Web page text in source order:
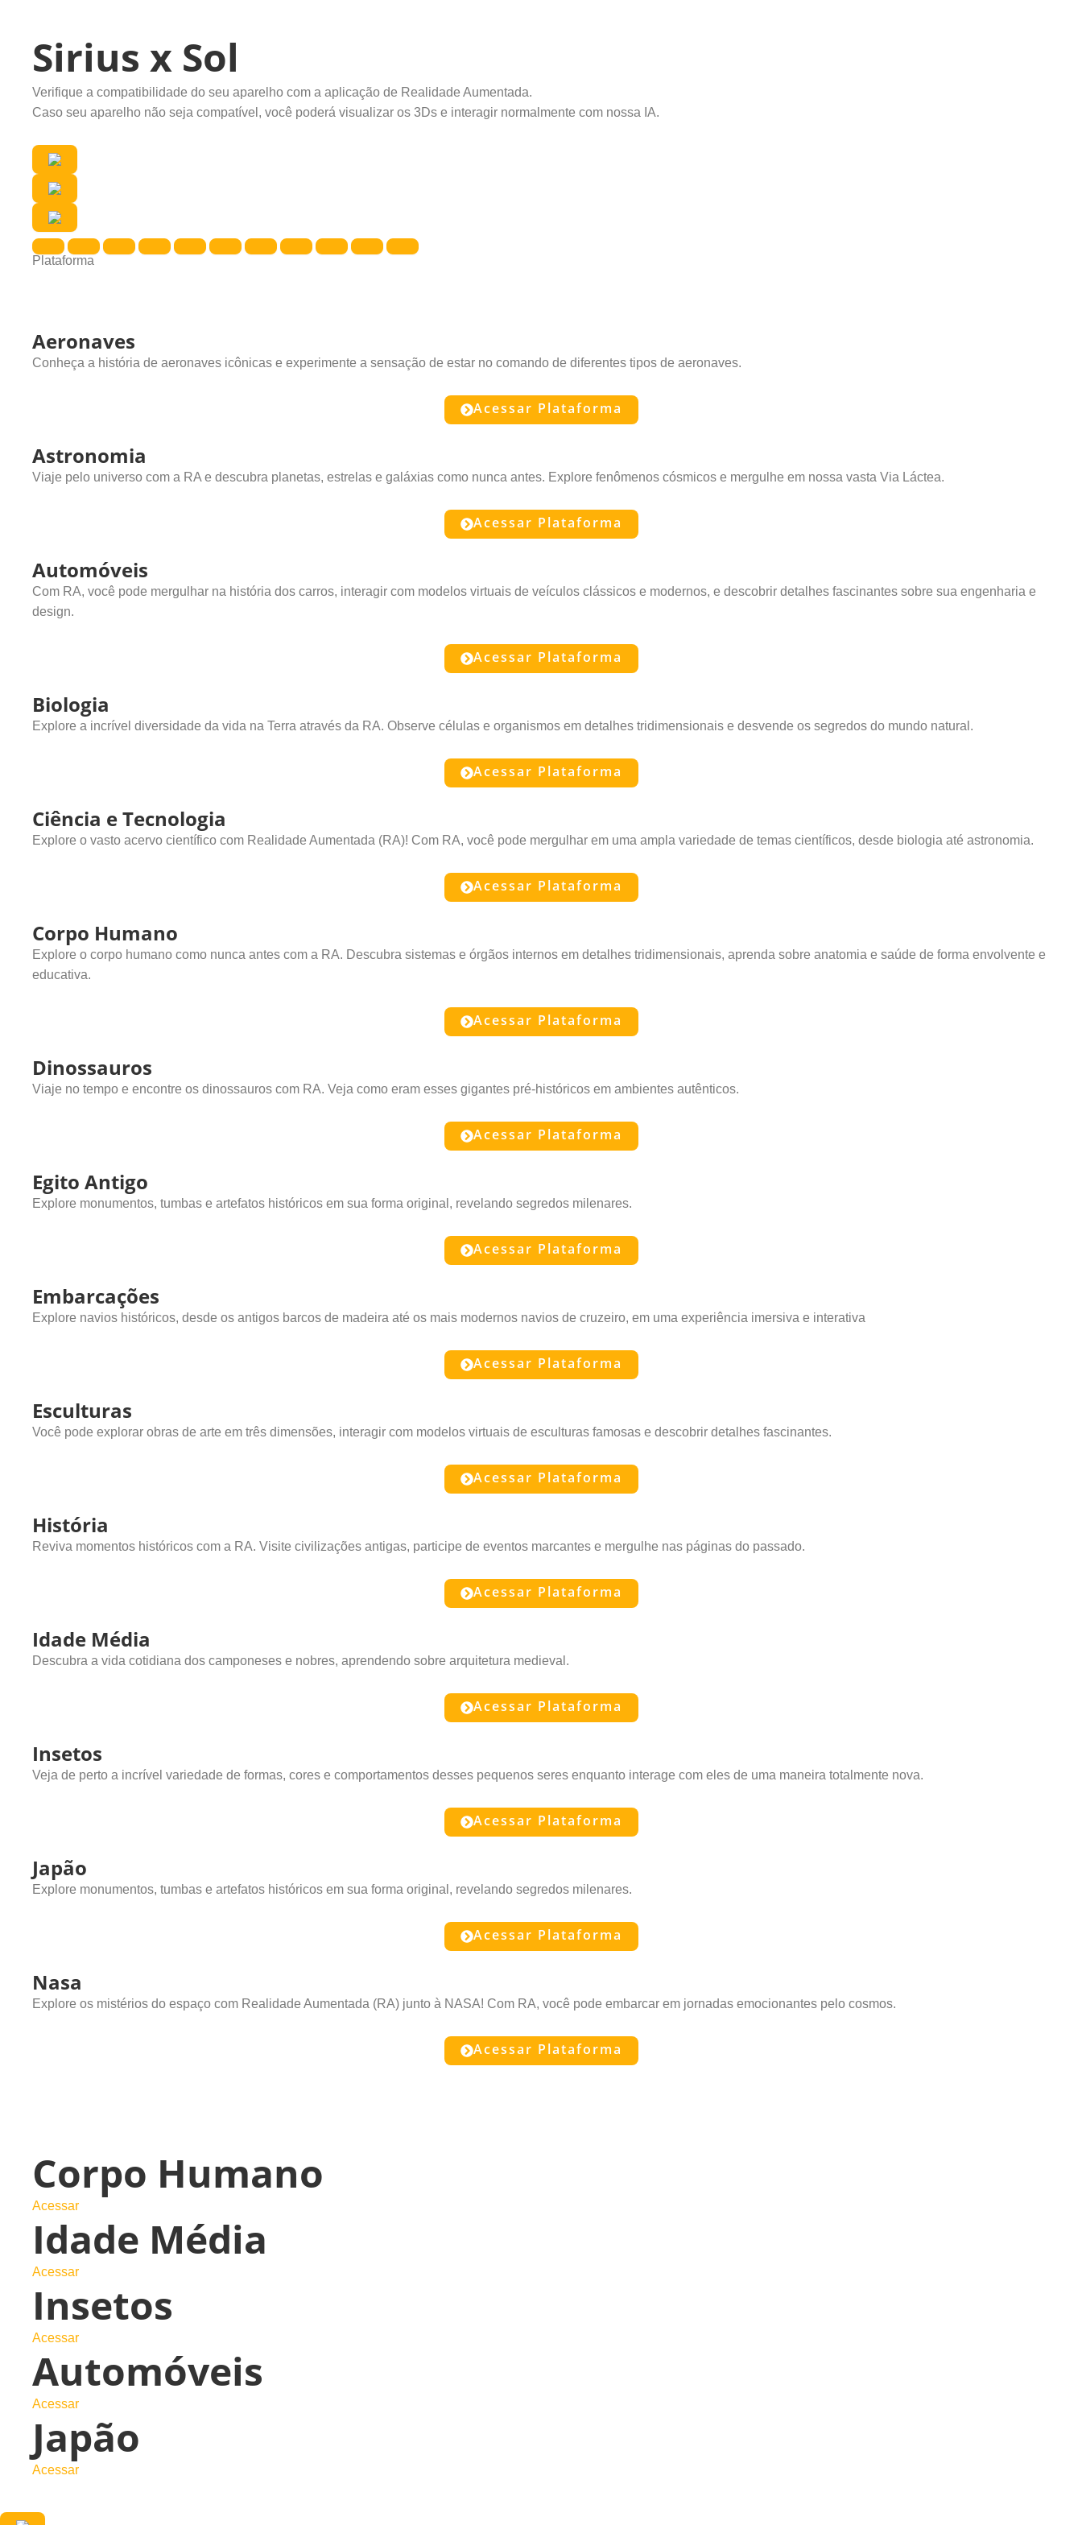
Sirius x Sol
Verifique a compatibilidade do seu aparelho com a aplicação de Realidade Aumentada.
Caso seu aparelho não seja compatível, você poderá visualizar os 3Ds e interagir normalmente com nossa IA.
Plataforma
Aeronaves
Conheça a história de aeronaves icônicas e experimente a sensação de estar no comando de diferentes tipos de aeronaves.
Acessar Plataforma
Astronomia
Viaje pelo universo com a RA e descubra planetas, estrelas e galáxias como nunca antes. Explore fenômenos cósmicos e mergulhe em nossa vasta Via Láctea.
Acessar Plataforma
Automóveis
Com RA, você pode mergulhar na história dos carros, interagir com modelos virtuais de veículos clássicos e modernos, e descobrir detalhes fascinantes sobre sua engenharia e
design.
Acessar Plataforma
Biologia
Explore a incrível diversidade da vida na Terra através da RA. Observe células e organismos em detalhes tridimensionais e desvende os segredos do mundo natural.
Acessar Plataforma
Ciência e Tecnologia
Explore o vasto acervo científico com Realidade Aumentada (RA)! Com RA, você pode mergulhar em uma ampla variedade de temas científicos, desde biologia até astronomia.
Acessar Plataforma
Corpo Humano
Explore o corpo humano como nunca antes com a RA. Descubra sistemas e órgãos internos em detalhes tridimensionais, aprenda sobre anatomia e saúde de forma envolvente e
educativa.
Acessar Plataforma
Dinossauros
Viaje no tempo e encontre os dinossauros com RA. Veja como eram esses gigantes pré-históricos em ambientes autênticos.
Acessar Plataforma
Egito Antigo
Explore monumentos, tumbas e artefatos históricos em sua forma original, revelando segredos milenares.
Acessar Plataforma
Embarcações
Explore navios históricos, desde os antigos barcos de madeira até os mais modernos navios de cruzeiro, em uma experiência imersiva e interativa
Acessar Plataforma
Esculturas
Você pode explorar obras de arte em três dimensões, interagir com modelos virtuais de esculturas famosas e descobrir detalhes fascinantes.
Acessar Plataforma
História
Reviva momentos históricos com a RA. Visite civilizações antigas, participe de eventos marcantes e mergulhe nas páginas do passado.
Acessar Plataforma
Idade Média
Descubra a vida cotidiana dos camponeses e nobres, aprendendo sobre arquitetura medieval.
Acessar Plataforma
Insetos
Veja de perto a incrível variedade de formas, cores e comportamentos desses pequenos seres enquanto interage com eles de uma maneira totalmente nova.
Acessar Plataforma
Japão
Explore monumentos, tumbas e artefatos históricos em sua forma original, revelando segredos milenares.
Acessar Plataforma
Nasa
Explore os mistérios do espaço com Realidade Aumentada (RA) junto à NASA! Com RA, você pode embarcar em jornadas emocionantes pelo cosmos.
Acessar Plataforma
Corpo Humano
Acessar
Idade Média
Acessar
Insetos
Acessar
Automóveis
Acessar
Japão
Acessar